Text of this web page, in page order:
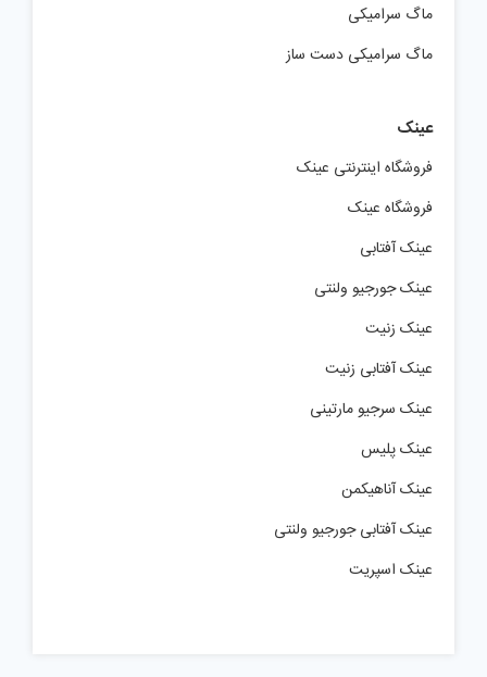
ماگ سرامیکی
ماگ سرامیکی دست ساز
عینک
فروشگاه اینترنتی عینک
فروشگاه عینک
عینک آفتابی
عینک جورجیو ولنتی
عینک زنیت
عینک آفتابی زنیت
عینک سرجیو مارتینی
عینک پلیس
عینک آناهیکمن
عینک آفتابی جورجیو ولنتی
عینک اسپریت